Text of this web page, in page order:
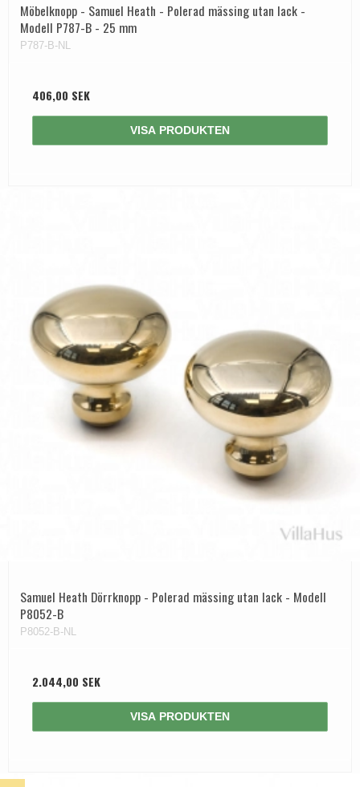
Möbelknopp - Samuel Heath - Polerad mässing utan lack -
Modell P787-B - 25 mm
P787-B-NL
406,00 SEK
VISA PRODUKTEN
Samuel Heath Dörrknopp - Polerad mässing utan lack - Modell
P8052-B
P8052-B-NL
2.044,00 SEK
VISA PRODUKTEN